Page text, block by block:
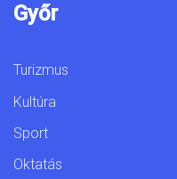
Győr
Turizmus
Kultúra
Sport
Oktatás